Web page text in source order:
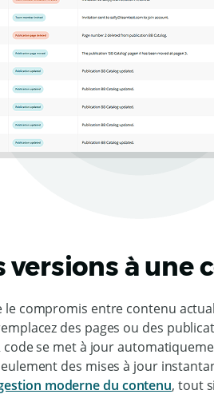
versions à
compromis entre contenu
des pages ou des
se met à jour
des mises à jour
moderne du contenu, tout